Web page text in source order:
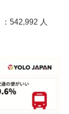
542,992 人